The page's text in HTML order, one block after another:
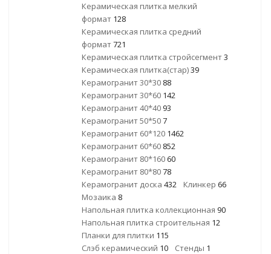
Керамическая плитка мелкий
формат 128
Керамическая плитка средний
формат721
Керамическая плитка стройсегмент3
Керамическая плитка(стар)39
Керамогранит 30*30 88
Керамогранит 30*60 142
Керамогранит 40*40 93
Керамогранит 50*507
Керамогранит 60*120 1462
Керамогранит 60*60 852
Керамогранит 80*160 60
Керамогранит 80*8078
Керамогранит доска 432 Клинкер 66
Мозаика 8
Напольная плитка коллекционная 90
Напольная плитка строительная 12
Планки для плитки 115
Слэб керамический 10 Стенды 1